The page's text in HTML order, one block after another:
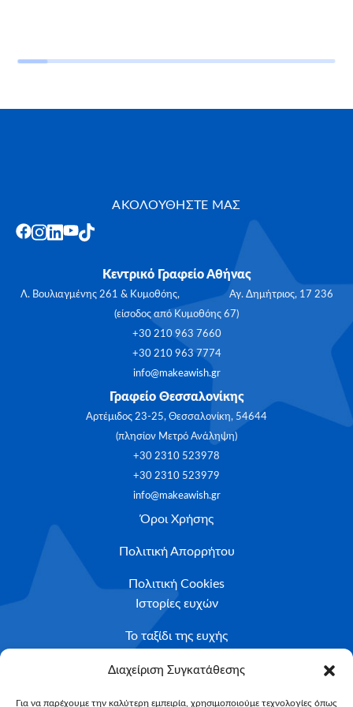
Διαχείριση Συγκατάθεσης
Για να παρέχουμε την καλύτερη εμπειρία, χρησιμοποιούμε τεχνολογίες όπως
ΑΚΟΛΟΥΘΗΣΤΕ ΜΑΣ
Κεντρικό Γραφείο Αθήνας
Λ. Βουλιαγμένης 261 & Κυμοθόης, Αγ. Δημήτριος, 17 236
(είσοδος από Κυμοθόης 67)
+30 210 963 7660
+30 210 963 7774
info@makeawish.gr
Γραφείο Θεσσαλονίκης
Αρτέμιδος 23-25, Θεσσαλονίκη, 54644
(πλησίον Μετρό Ανάληψη)
+30 2310 523978
+30 2310 523979
info@makeawish.gr
Όροι Χρήσης
Πολιτική Απορρήτου
Πολιτική Cookies
Ιστορίες ευχών
Το ταξίδι της ευχής
Κριτήρια Καταλληλότητας
Υποβολή Αιτήματος